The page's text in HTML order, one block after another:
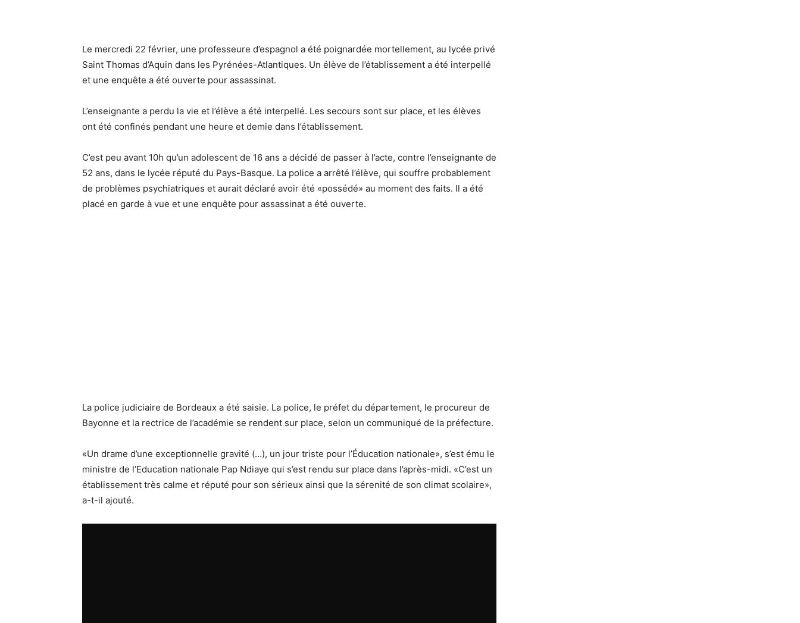
Le mercredi 22 février, une professeure d’espagnol a été poignardée mortellement, au lycée privé
Saint Thomas d’Aquin dans les Pyrénées-Atlantiques. Un élève de l’établissement a été interpellé
et une enquête a été ouverte pour assassinat.
L’enseignante a perdu la vie et l’élève a été interpellé. Les secours sont sur place, et les élèves
ont été confinés pendant une heure et demie dans l’établissement.
C’est peu avant 10h qu’un adolescent de 16 ans a décidé de passer à l’acte, contre l’enseignante de
52 ans, dans le lycée réputé du Pays-Basque. La police a arrêté l’élève, qui souffre probablement
de problèmes psychiatriques et aurait déclaré avoir été «possédé» au moment des faits. Il a été
placé en garde à vue et une enquête pour assassinat a été ouverte.
La police judiciaire de Bordeaux a été saisie. La police, le préfet du département, le procureur de
Bayonne et la rectrice de l’académie se rendent sur place, selon un communiqué de la préfecture.
«Un drame d’une exceptionnelle gravité (…), un jour triste pour l’Éducation nationale», s’est ému le
ministre de l’Education nationale Pap Ndiaye qui s’est rendu sur place dans l’après-midi. «C’est un
établissement très calme et réputé pour son sérieux ainsi que la sérenité de son climat scolaire»,
a-t-il ajouté.